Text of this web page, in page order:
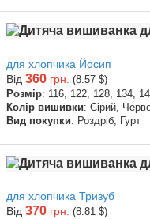
для хлопчика Йосип
Від 360 грн. (8.57 $)
Розмір: 116, 122, 128, 134,
Колір вишивки: Сірий,
Вид покупки: Роздріб, Гурт
для хлопчика Тризуб
Від 370 грн. (8.81 $)